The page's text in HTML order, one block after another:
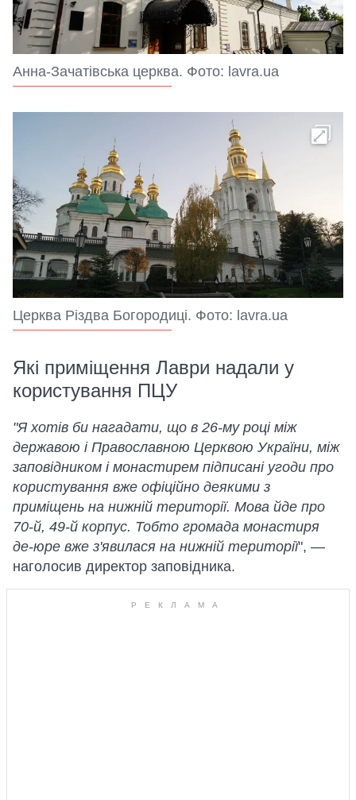
Анна-Зачатівська церква. Фото: lavra.ua
Церква Різдва Богородиці. Фото: lavra.ua
Які приміщення Лаври надали у
користування ПЦУ
"Я хотів би нагадати, що в 26-му році між
державою і Православною Церквою України, між
заповідником і монастирем підписані угоди про
користування вже офіційно деякими з
приміщень на нижній території. Мова йде про
70-й, 49-й корпус. Тобто громада монастиря
де-юре вже з'явилася на нижній території", —
наголосив директор заповідника.